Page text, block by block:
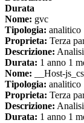
Durata
Nome: gvc
Tipologia: analitico
Proprieta: Terza
Descrizione:
Durata: 1 anno 1
Nome: __Host-
Tipologia: analitico
Proprieta: Terza
Descrizione:
Durata: 1 anno 1